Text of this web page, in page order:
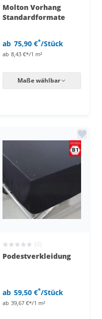
Meterware
Molton Vorhang
Standardformate
ab 75,90 €*/Stück
ab 8,43 €*/1 m²
Maße wählbar
(0)
Podestverkleidung
ab 59,50 €*/Stück
ab 39,67 €*/1 m²